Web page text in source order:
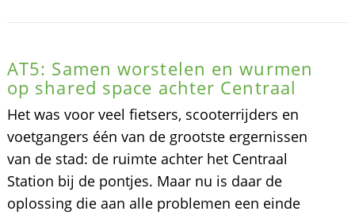
AT5: Samen worstelen en wurmen
op shared space achter Centraal
Het was voor veel fietsers, scooterrijders en
voetgangers één van de grootste ergernissen
van de stad: de ruimte achter het Centraal
Station bij de pontjes. Maar nu is daar de
oplossing die aan alle problemen een einde